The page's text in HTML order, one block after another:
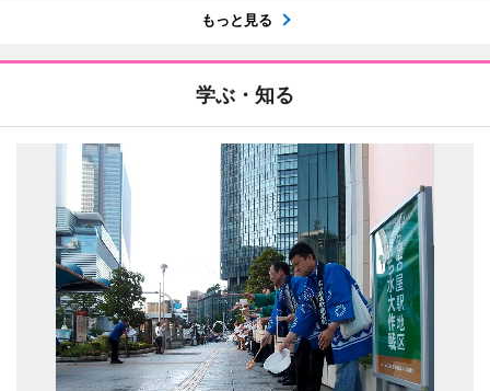
もっと見る
学ぶ・知る